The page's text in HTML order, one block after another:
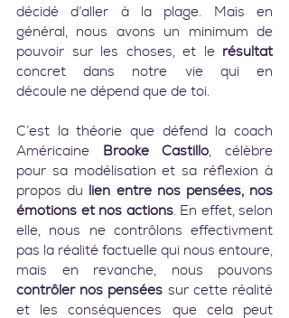
décidé d’aller à la plage. Mais en
général, nous avons un minimum de
pouvoir sur les choses, et le résultat
concret dans notre vie qui en
découle ne dépend que de toi.
C’est la théorie que défend la coach
Américaine
Brooke Castillo, célèbre
pour sa modélisation et sa réflexion à
propos du
lien entre nos pensées, nos
émotions et nos actions. En effet, selon
elle, nous ne contrôlons effectivment
pas la réalité factuelle qui nous entoure,
contrôler nos pensées sur cette réalité
et les conséquences que cela peut